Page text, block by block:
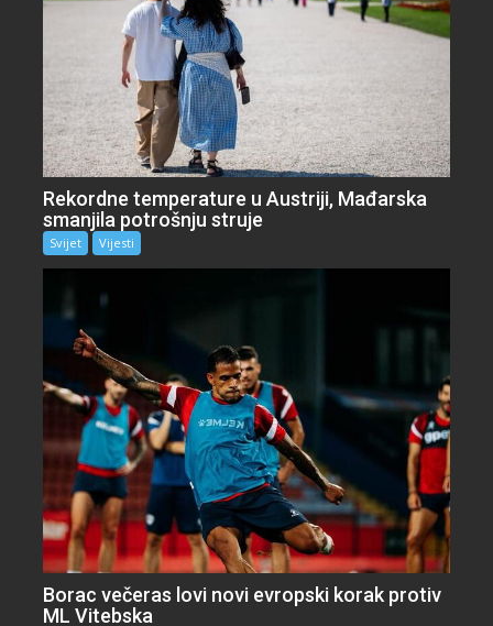
Rekordne temperature u Austriji, Mađarska
smanjila potrošnju struje
Svijet Vijesti
Borac večeras lovi novi evropski korak protiv
ML Vitebska